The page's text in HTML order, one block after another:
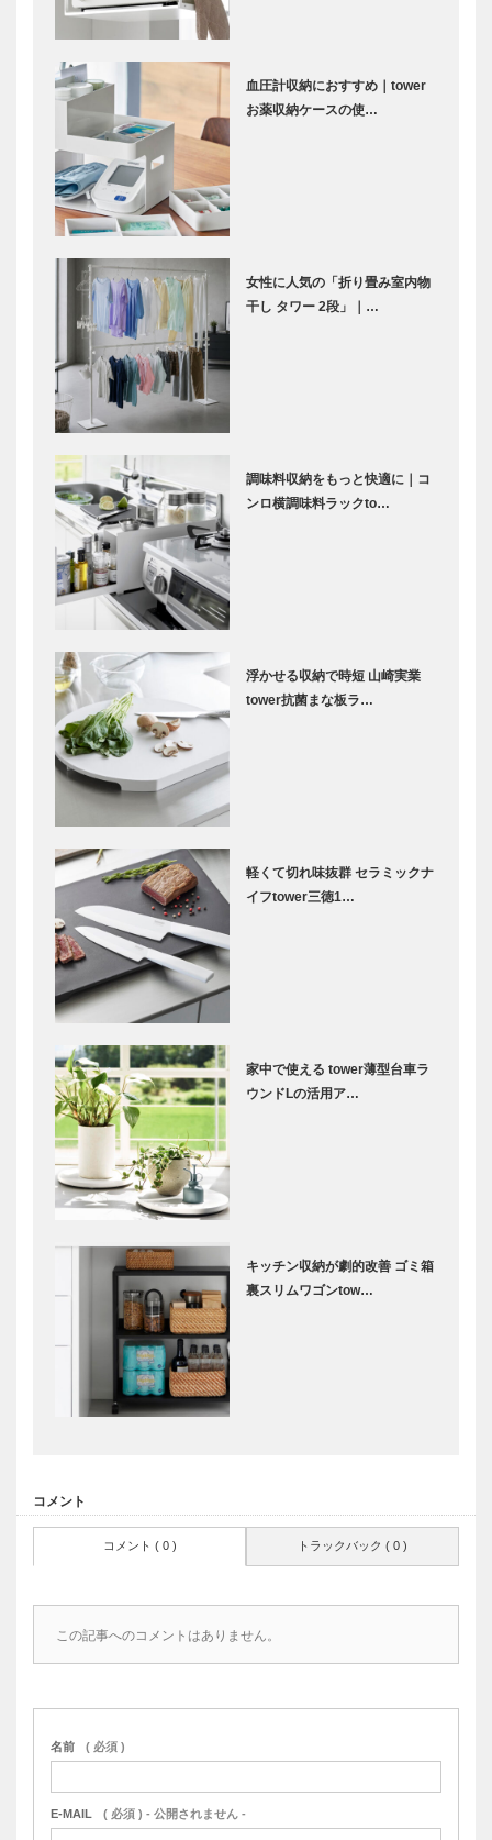
血圧計収納におすすめ｜tower
お薬収納ケースの使…
女性に人気の「折り畳み室内物
干し タワー 2段」｜…
調味料収納をもっと快適に｜コ
ンロ横調味料ラックto…
浮かせる収納で時短 山崎実業
tower抗菌まな板ラ…
軽くて切れ味抜群 セラミックナ
イフtower三徳1…
家中で使える tower薄型台車ラ
ウンドLの活用ア…
キッチン収納が劇的改善 ゴミ箱
裏スリムワゴンtow…
コメント
コメント ( 0 ) トラックバック ( 0 )
この記事へのコメントはありません。
名前 ( 必須 )
E-MAIL ( 必須 ) - 公開されません -